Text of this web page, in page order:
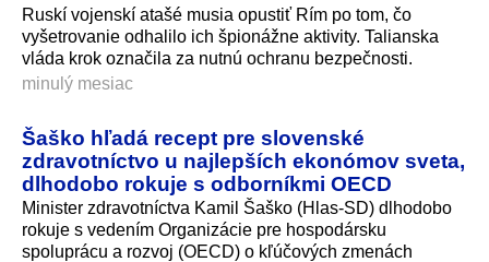
Ruskí vojenskí atašé musia opustiť Rím po tom, čo
vyšetrovanie odhalilo ich špionážne aktivity. Talianska
vláda krok označila za nutnú ochranu bezpečnosti.
minulý mesiac
Šaško hľadá recept pre slovenské
zdravotníctvo u najlepších ekonómov sveta,
dlhodobo rokuje s odborníkmi OECD
Minister zdravotníctva Kamil Šaško (Hlas-SD) dlhodobo
rokuje s vedením Organizácie pre hospodársku
spoluprácu a rozvoj (OECD) o kľúčových zmenách